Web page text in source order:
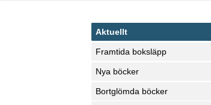
Aktuellt
Framtida boksläpp
Nya böcker
Bortglömda böcker